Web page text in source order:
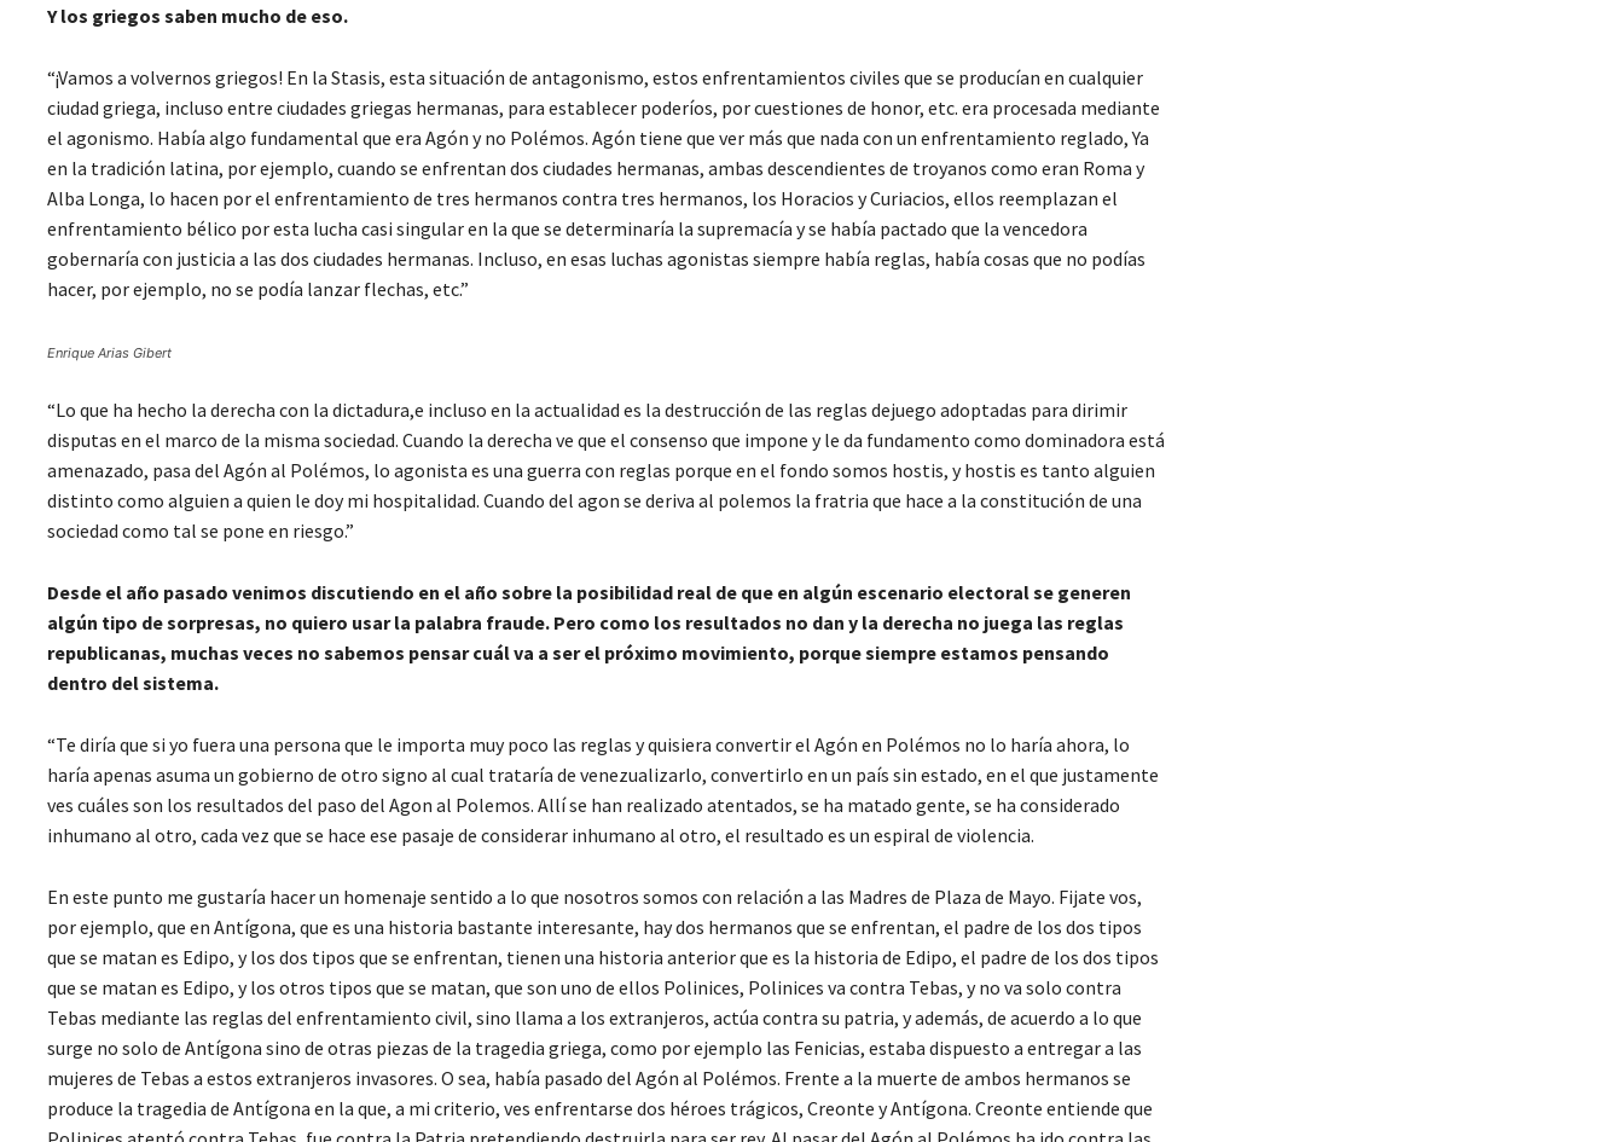
Y los griegos saben mucho de eso.
“¡Vamos a volvernos griegos! En la Stasis, esta situación de antagonismo, estos enfrentamientos civiles que se producían en cualquier
ciudad griega, incluso entre ciudades griegas hermanas, para establecer poderíos, por cuestiones de honor, etc. era procesada mediante
el agonismo. Había algo fundamental que era Agón y no Polémos. Agón tiene que ver más que nada con un enfrentamiento reglado, Ya
en la tradición latina, por ejemplo, cuando se enfrentan dos ciudades hermanas, ambas descendientes de troyanos como eran Roma y
Alba Longa, lo hacen por el enfrentamiento de tres hermanos contra tres hermanos, los Horacios y Curiacios, ellos reemplazan el
enfrentamiento bélico por esta lucha casi singular en la que se determinaría la supremacía y se había pactado que la vencedora
gobernaría con justicia a las dos ciudades hermanas. Incluso, en esas luchas agonistas siempre había reglas, había cosas que no podías
hacer, por ejemplo, no se podía lanzar flechas, etc.”
Enrique Arias Gibert
“Lo que ha hecho la derecha con la dictadura,e incluso en la actualidad es la destrucción de las reglas dejuego adoptadas para dirimir
disputas en el marco de la misma sociedad. Cuando la derecha ve que el consenso que impone y le da fundamento como dominadora está
amenazado, pasa del Agón al Polémos, lo agonista es una guerra con reglas porque en el fondo somos hostis, y hostis es tanto alguien
distinto como alguien a quien le doy mi hospitalidad. Cuando del agon se deriva al polemos la fratria que hace a la constitución de una
sociedad como tal se pone en riesgo.”
Desde el año pasado venimos discutiendo en el año sobre la posibilidad real de que en algún escenario electoral se generen
algún tipo de sorpresas, no quiero usar la palabra fraude. Pero como los resultados no dan y la derecha no juega las reglas
republicanas, muchas veces no sabemos pensar cuál va a ser el próximo movimiento, porque siempre estamos pensando
dentro del sistema.
“Te diría que si yo fuera una persona que le importa muy poco las reglas y quisiera convertir el Agón en Polémos no lo haría ahora, lo
haría apenas asuma un gobierno de otro signo al cual trataría de venezualizarlo, convertirlo en un país sin estado, en el que justamente
ves cuáles son los resultados del paso del Agon al Polemos. Allí se han realizado atentados, se ha matado gente, se ha considerado
inhumano al otro, cada vez que se hace ese pasaje de considerar inhumano al otro, el resultado es un espiral de violencia.
En este punto me gustaría hacer un homenaje sentido a lo que nosotros somos con relación a las Madres de Plaza de Mayo. Fijate vos,
por ejemplo, que en Antígona, que es una historia bastante interesante, hay dos hermanos que se enfrentan, el padre de los dos tipos
que se matan es Edipo, y los dos tipos que se enfrentan, tienen una historia anterior que es la historia de Edipo, el padre de los dos tipos
que se matan es Edipo, y los otros tipos que se matan, que son uno de ellos Polinices, Polinices va contra Tebas, y no va solo contra
Tebas mediante las reglas del enfrentamiento civil, sino llama a los extranjeros, actúa contra su patria, y además, de acuerdo a lo que
surge no solo de Antígona sino de otras piezas de la tragedia griega, como por ejemplo las Fenicias, estaba dispuesto a entregar a las
mujeres de Tebas a estos extranjeros invasores. O sea, había pasado del Agón al Polémos. Frente a la muerte de ambos hermanos se
produce la tragedia de Antígona en la que, a mi criterio, ves enfrentarse dos héroes trágicos, Creonte y Antígona. Creonte entiende que